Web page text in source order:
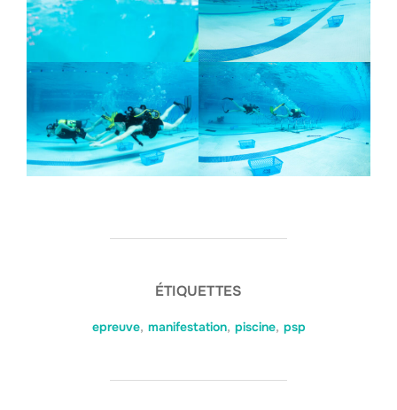
ÉTIQUETTES
epreuve, manifestation, piscine, psp